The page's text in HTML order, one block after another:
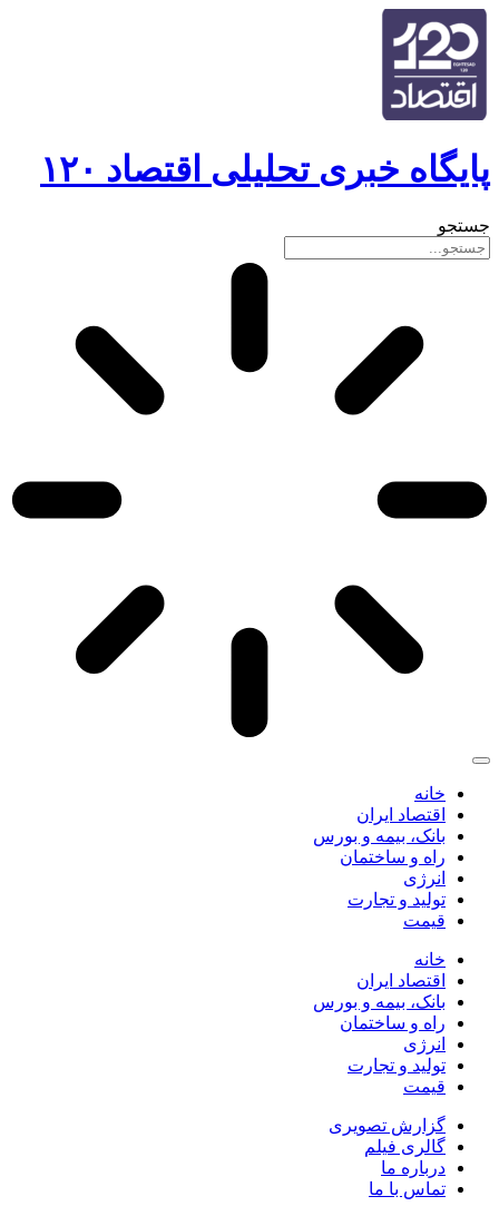
خبری تحلیلی اقتصاد ۱۲۰
خانه
اقتصاد ایران
بانک، بیمه و بورس
راه و ساختمان
انرژی
تولید و تجارت
قیمت
خانه
اقتصاد ایران
بانک، بیمه و بورس
راه و ساختمان
انرژی
تولید و تجارت
قیمت
گزارش تصویری
گالری فیلم
درباره ما
تماس با ما